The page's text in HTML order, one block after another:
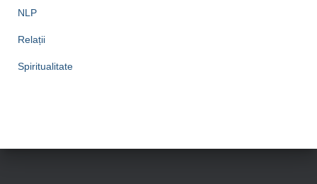
NLP
Relații
Spiritualitate